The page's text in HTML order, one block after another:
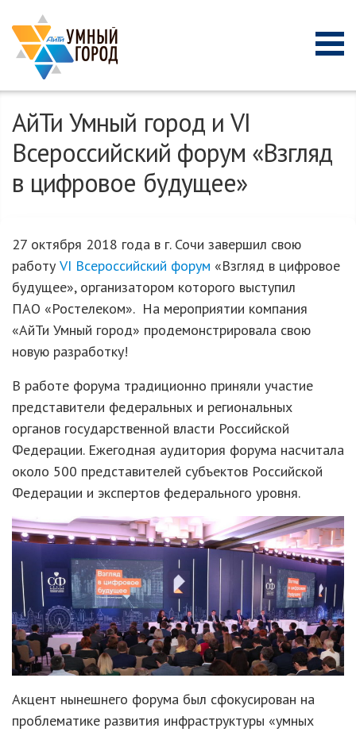
АйТи Умный город и VI
Всероссийский форум «Взгляд
в цифровое будущее»
27 октября 2018 года в г. Сочи завершил свою
работу VI Всероссийский форум «Взгляд в цифровое
будущее», организатором которого выступил
ПАО «Ростелеком». На мероприятии компания
«АйТи Умный город» продемонстрировала свою
новую разработку!
В работе форума традиционно приняли участие
представители федеральных и региональных
органов государственной власти Российской
Федерации. Ежегодная аудитория форума насчитала
около 500 представителей субъектов Российской
Федерации и экспертов федерального уровня.
Акцент нынешнего форума был сфокусирован на
проблематике развития инфраструктуры «умных